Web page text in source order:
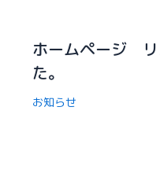
ホームページ リ
た。
お知らせ